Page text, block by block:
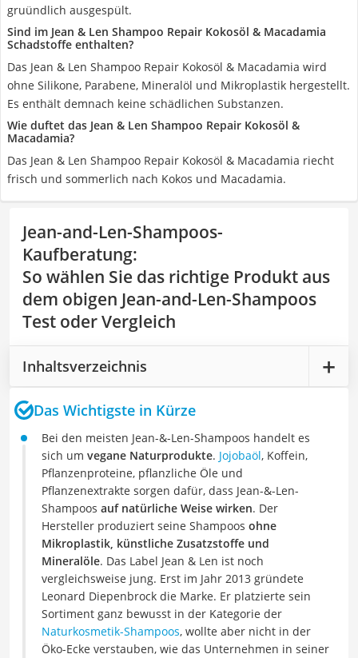
gruündlich ausgespült.
Sind im Jean & Len Shampoo Repair Kokosöl & Macadamia
Schadstoffe enthalten?
Das Jean & Len Shampoo Repair Kokosöl & Macadamia wird
ohne Silikone, Parabene, Mineralöl und Mikroplastik hergestellt.
Es enthält demnach keine schädlichen Substanzen.
Wie duftet das Jean & Len Shampoo Repair Kokosöl &
Macadamia?
Das Jean & Len Shampoo Repair Kokosöl & Macadamia riecht
frisch und sommerlich nach Kokos und Macadamia.
Jean-and-Len-Shampoos-
Kaufberatung:
So wählen Sie das richtige Produkt aus
dem obigen Jean-and-Len-Shampoos
Test oder Vergleich
Inhaltsverzeichnis
Das Wichtigste in Kürze
Bei den meisten Jean-&-Len-Shampoos handelt es
sich um vegane Naturprodukte. Jojobaöl, Koffein,
Pflanzenproteine, pflanzliche Öle und
Pflanzenextrakte sorgen dafür, dass Jean-&-Len-
Shampoos auf natürliche Weise wirken. Der
Hersteller produziert seine Shampoos ohne
Mikroplastik, künstliche Zusatzstoffe und
Mineralöle. Das Label Jean & Len ist noch
vergleichsweise jung. Erst im Jahr 2013 gründete
Leonard Diepenbrock die Marke. Er platzierte sein
Sortiment ganz bewusst in der Kategorie der
Naturkosmetik-Shampoos, wollte aber nicht in der
Öko-Ecke verstauben, wie das Unternehmen in seiner